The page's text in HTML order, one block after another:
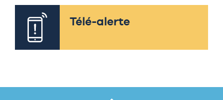
Télé-alerte